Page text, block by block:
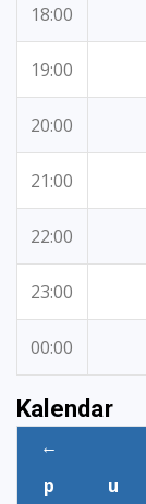
18:00
19:00
20:00
21:00
22:00
23:00
00:00
Kalendar
←
p
u